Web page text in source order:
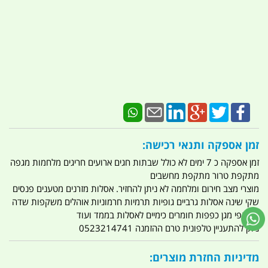
זמן אספקה ותנאי רכישה:
זמן אספקה כ 7 ימים לא כולל שבתות חגים ארועים חריגים מלחמות מגפה
מתקפת טרור מתקפת מחשבים
מוצרי מצב חירום ומלחמה לא ניתן להחזיר. אסלות מזרנים מטענים פנסים
שקי שינה אסלות גרביים גופיות תרמיות חרמוניות אוהלים משקפות שדה
משקפי מגן כפפות חומרים כימיים לאסלות בממד ועוד
ניתן להתעניין טלפונית טרם ההזמנה 0523214741
מדיניות החזרת מוצרים: